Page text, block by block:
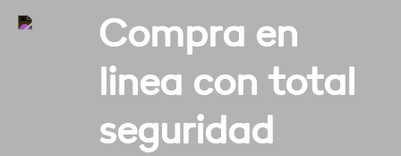
Compra en
linea con total
seguridad